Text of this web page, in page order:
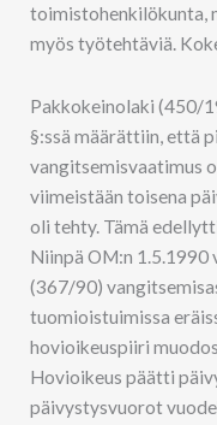
toimistohenkilökunta,
myös työtehtäviä.
Pakkokeinolaki (450/
§:ssä määrättiin, että
vangitsemisvaatimus
viimeistään toisena
oli tehty. Tämä
Niinpä OM:n 1.5.1990
(367/90)
tuomioistuimissa
hovioikeuspiiri
Hovioikeus päätti
päivystysvuorot